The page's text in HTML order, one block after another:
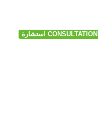
CONSULTATION استشارة